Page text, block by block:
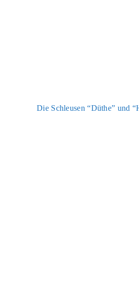
Die Schleu­sen “Düt­he” und